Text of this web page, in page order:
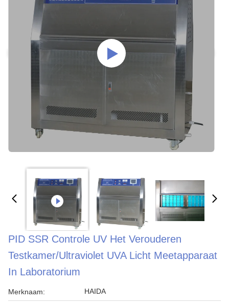
PID SSR Controle UV Het Verouderen
Testkamer/Ultraviolet UVA Licht Meetapparaat
In Laboratorium
Merknaam: HAIDA